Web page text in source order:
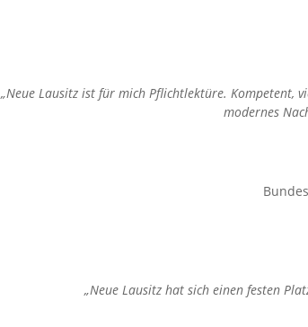
„Neue Lausitz ist für mich Pflichtlektüre. Kompetent,
modernes
„Neue Lausitz hat sich einen festen